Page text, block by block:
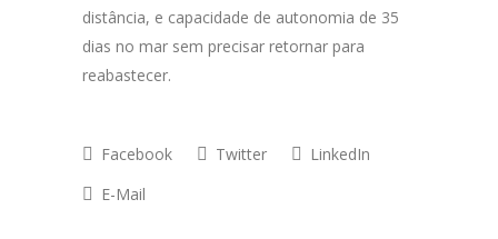
distância, e capacidade de autonomia de 35
dias no mar sem precisar retornar para
reabastecer.
Facebook Twitter
LinkedIn
E-Mail